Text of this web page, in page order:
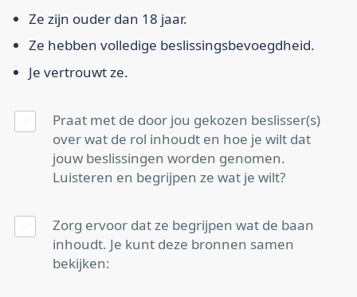
Ze zijn ouder dan 18 jaar.
Ze hebben volledige beslissingsbevoegdheid.
Je vertrouwt ze.
Praat met de door jou gekozen beslisser(s)
over wat de rol inhoudt en hoe je wilt dat
jouw beslissingen worden genomen.
Luisteren en begrijpen ze wat je wilt?
Zorg ervoor dat ze begrijpen wat de baan
inhoudt. Je kunt deze bronnen samen
bekijken: